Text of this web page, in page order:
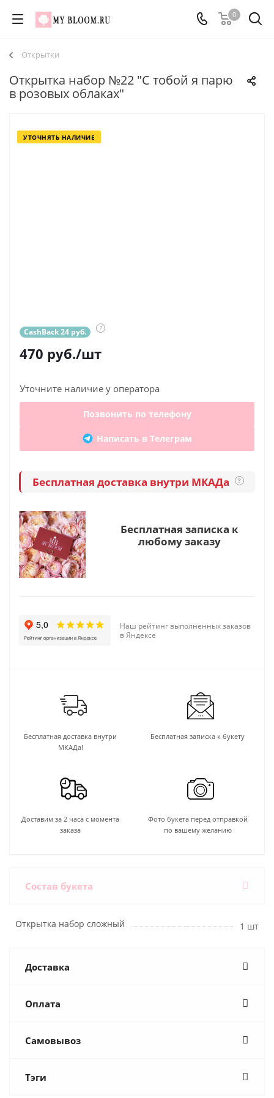
0
Открытки
Открытка набор №22 "С тобой я парю
в розовых облаках"
УТОЧНЯТЬ НАЛИЧИЕ
CashBack 24 руб. ?
470 руб./шт
Уточните наличие у оператора
Позвонить по телефону
Написать в Телеграм
Бесплатная доставка внутри МКАДа ?
Бесплатная записка к
любому заказу
Наш рейтинг выполненных заказов
в Яндексе
Бесплатная доставка внутри
МКАДа!
Бесплатная записка к букету
Доставим за 2 часа с момента
заказа
Фото букета перед отправкой
по вашему желанию
Состав букета
Открытка набор сложный 1 шт
Доставка
Оплата
Самовывоз
Тэги